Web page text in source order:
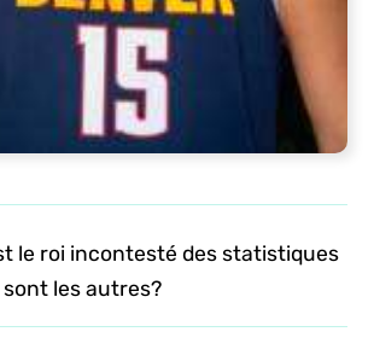
le roi incontesté des statistiques
les autres?